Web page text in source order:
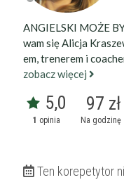
ANGIELSKI MOŻE
wam się Alicja
em, trenerem i
zobacz więcej
5,0
1 opinia
97 zł
Na godzinę
Ten korepetytor